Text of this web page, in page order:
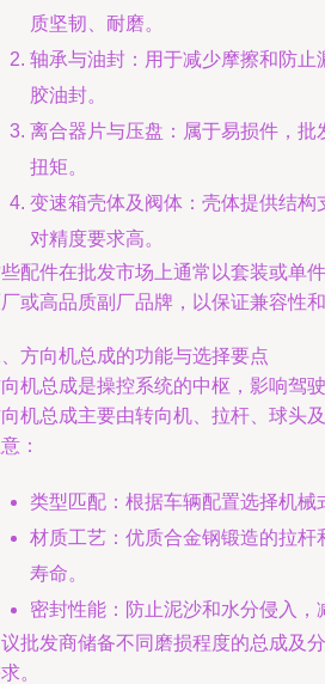
质坚韧、耐磨。
轴承与油封：用于减少摩擦和防
胶油封。
离合器片与压盘：属于易损件，
扭矩。
变速箱壳体及阀体：壳体提供结
对精度要求高。
配件在批发市场上通常以套装或单
或高品质副厂品牌，以保证兼容性和
方向机总成的功能与选择要点
机总成是操控系统的中枢，影响驾
机总成主要由转向机、拉杆、球头
：
类型匹配：根据车辆配置选择机械
材质工艺：优质合金钢锻造的拉
寿命。
密封性能：防止泥沙和水分侵入，
批发商储备不同磨损程度的总成及
。